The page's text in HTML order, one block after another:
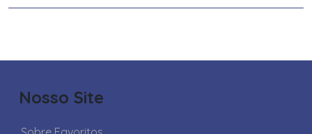
Nosso Site